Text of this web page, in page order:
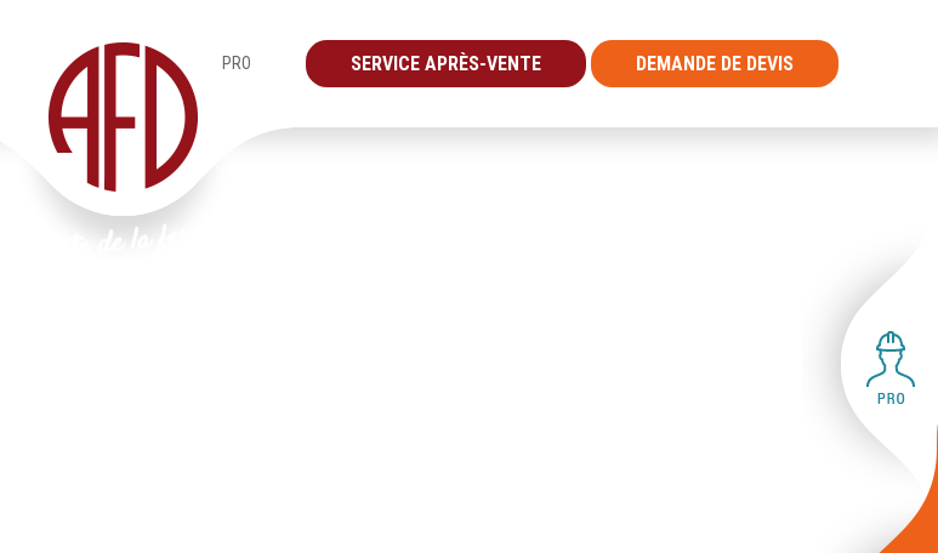
PRO SERVICE APRÈS-VENTE DEMANDE DE DEVIS
Fenêtres Plan de travail 172 copie@2x-8